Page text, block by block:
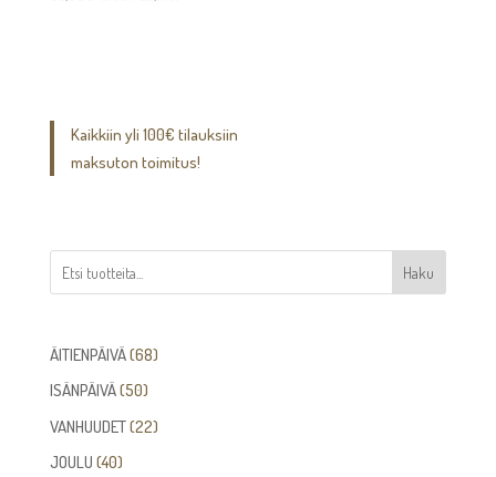
Kaikkiin yli 100€ tilauksiin
maksuton toimitus!
Haku
ÄITIENPÄIVÄ 6868
ISÄNPÄIVÄ 5050
tuotetta
VANHUUDET 2222
JOULU 4040